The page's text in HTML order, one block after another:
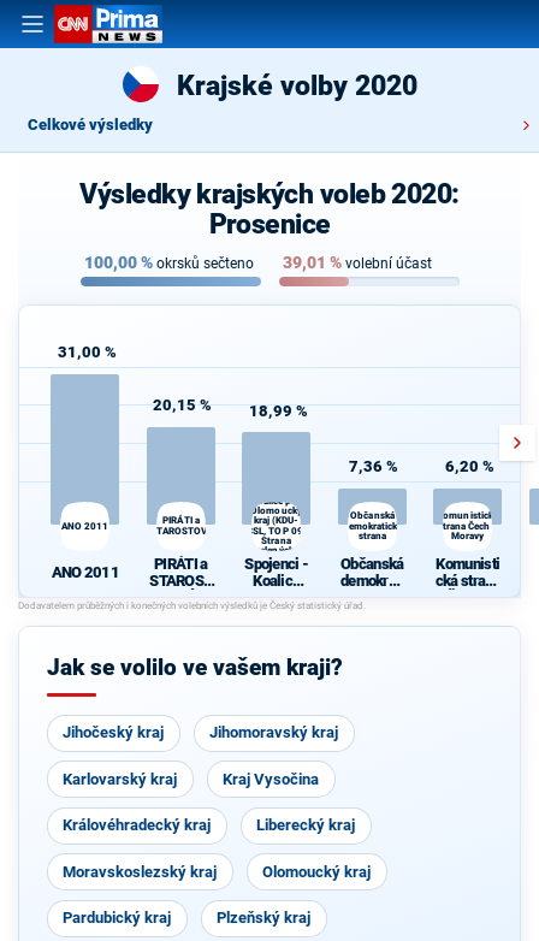
Krajské volby 2020
Celkové výsledky
Výsledky krajských voleb 2020:
Prosenice
100,00% okrsků sečteno 39,01 % volební účast
31,00 %
ANO 2011
ANO 2011
20,15 %
PIRÁTI a
STAROSTOVÉ
PIRÁTI a
STAROST
OVÉ
18,99 %
Koalice pro
Olomoucký
kraj (KDU-
ČSL, TOP 09,
Strana
zelených,
ProOlomouc)
Spojenci -
Koalice
pro
Olomouck
ý kraj
ČSL, TOP
ProOlomo
uc)
7,36 %
Občanská
demokratická
strana
Občanská
demokrati
cká strana
6,20 %
Komunistická
strana Čech a
Moravy
Komunisti
cká strana
Čech a
Jak se volilo ve vašem kraji?
Jihočeský kraj Jihomoravský kraj
Karlovarský kraj Kraj Vysočina
Královéhradecký kraj Liberecký kraj
Moravskoslezský kraj Olomoucký kraj
Pardubický kraj Plzeňský kraj